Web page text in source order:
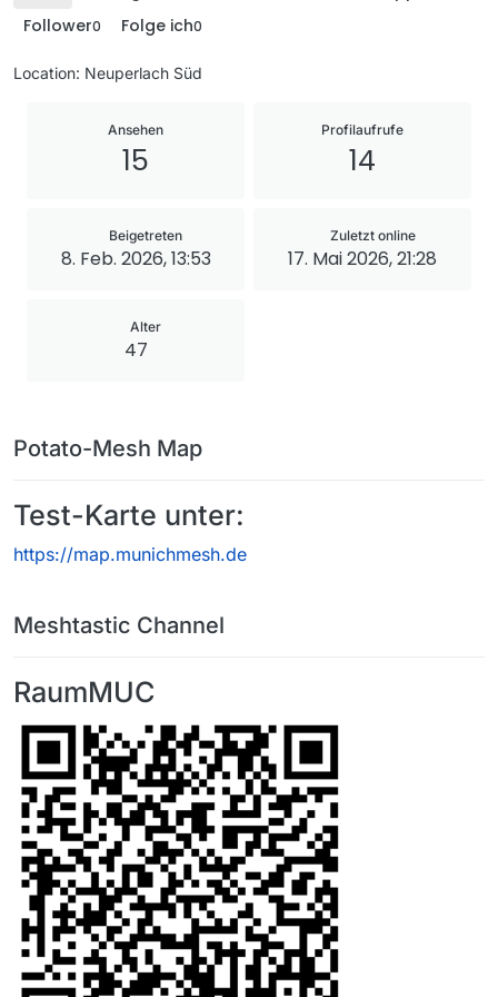
Follower0 Folge ich0
Location: Neuperlach Süd
Ansehen
15
Profilaufrufe
14
Beigetreten
8. Feb. 2026, 13:53
Zuletzt online
17. Mai 2026, 21:28
Alter
47
Potato-Mesh Map
Test-Karte unter:
https://map.munichmesh.de
Meshtastic Channel
RaumMUC